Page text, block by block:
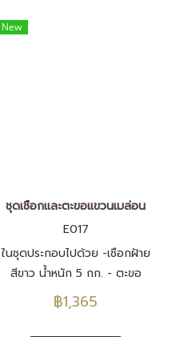
New
ชุดเชือกและตะขอแขวนเมล่อน
E017
ในชุดประกอบไปด้วย -เชือกฝ้าย
สีขาว น้ำหนัก 5 กก. - ตะขอ
แขวนเมล่อน 250 ตัว
฿1,365